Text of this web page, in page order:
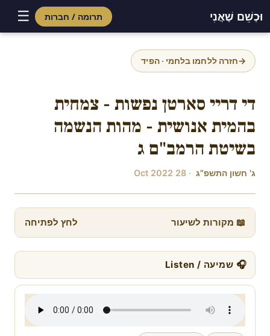
וּכְשֵׁם שֶׁאֲנִי תרומה / חברות ☰
→חזרה ללחמו בלחמי · הפיד
די דריי סארטן נפשות - צמחית
בהמית אנושית - מהות הנשמה
בשיטת הרמב"ם ג
ג' חשון התשפ"ג · 28 Oct 2022
📖 מקורות לשיעור לחץ לפתיחה
🎧 שמיעה / Listen